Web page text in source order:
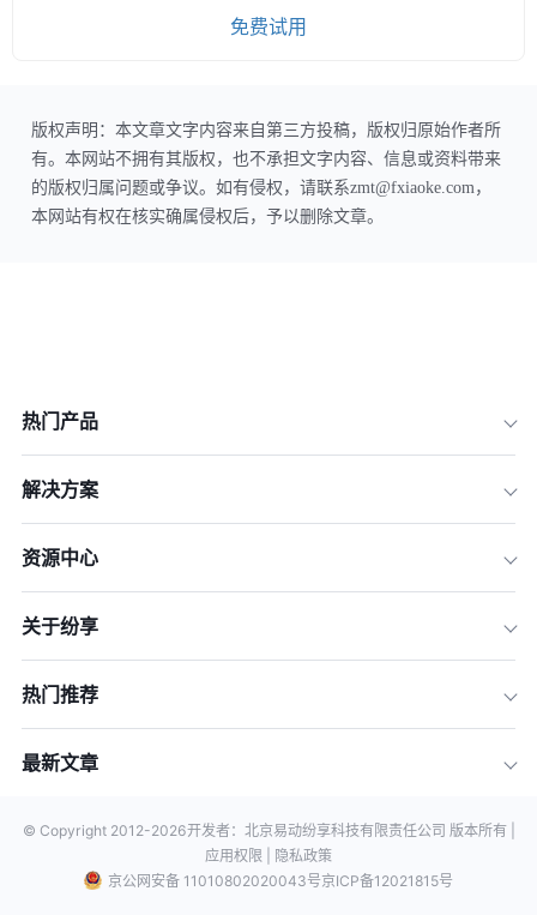
免费试用
版权声明：本文章文字内容来自第三方投稿，版权归原始作者所
有。本网站不拥有其版权，也不承担文字内容、信息或资料带来
的版权归属问题或争议。如有侵权，请联系zmt@fxiaoke.com，
本网站有权在核实确属侵权后，予以删除文章。
热门产品
解决方案
资源中心
关于纷享
热门推荐
最新文章
© Copyright 2012-2026开发者：北京易动纷享科技有限责任公司 版本所有 |
应用权限 |
隐私政策
京公网安备 11010802020043号京ICP备12021815号